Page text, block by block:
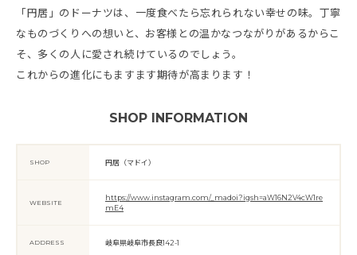
「円居」のドーナツは、一度食べたら忘れられない幸せの味。丁寧
なものづくりへの想いと、お客様との温かなつながりがあるからこ
そ、多くの人に愛され続けているのでしょう。
これからの進化にもますます期待が高まります！
SHOP INFORMATION
SHOP 円居（マドイ）
WEBSITE
https://www.instagram.com/_madoi?igsh=aW16N2V4cW1re
mE4
ADDRESS 岐阜県岐阜市長良142-1